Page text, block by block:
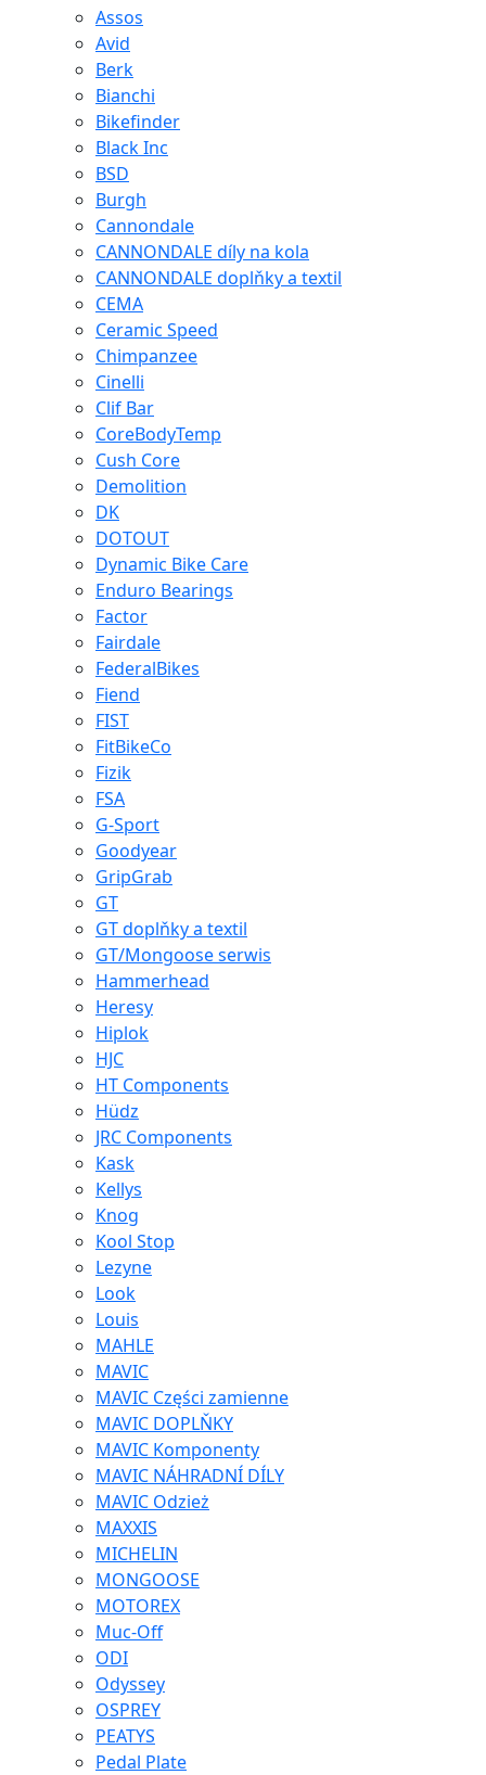
Assos
Avid
Berk
Bianchi
Bikefinder
Black Inc
BSD
Burgh
Cannondale
CANNONDALE díly na kola
CANNONDALE doplňky a textil
CEMA
Ceramic Speed
Chimpanzee
Cinelli
Clif Bar
CoreBodyTemp
Cush Core
Demolition
DK
DOTOUT
Dynamic Bike Care
Enduro Bearings
Factor
Fairdale
FederalBikes
Fiend
FIST
FitBikeCo
Fizik
FSA
G-Sport
Goodyear
GripGrab
GT
GT doplňky a textil
GT/Mongoose serwis
Hammerhead
Heresy
Hiplok
HJC
HT Components
Hüdz
JRC Components
Kask
Kellys
Knog
Kool Stop
Lezyne
Look
Louis
MAHLE
MAVIC
MAVIC Części zamienne
MAVIC DOPLŇKY
MAVIC Komponenty
MAVIC NÁHRADNÍ DÍLY
MAVIC Odzież
MAXXIS
MICHELIN
MONGOOSE
MOTOREX
Muc-Off
ODI
Odyssey
OSPREY
PEATYS
Pedal Plate